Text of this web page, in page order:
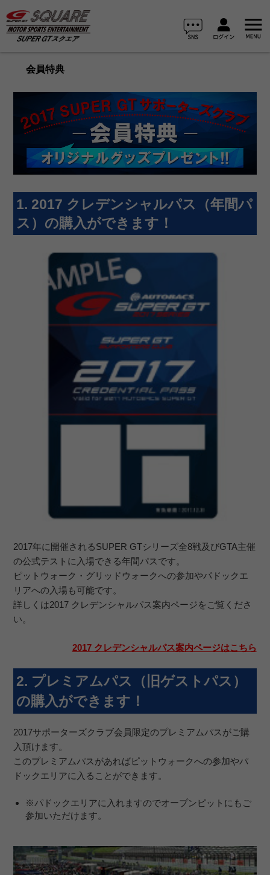
会員特典
1. 2017 クレデンシャルパス（年間パ
ス）の購入ができます！
2017年に開催されるSUPER GTシリーズ全8戦及びGTA主催
の公式テストに入場できる年間パスです。
ピットウォーク・グリッドウォークへの参加やパドックエ
リアへの入場も可能です。
詳しくは2017 クレデンシャルパス案内ページをご覧くださ
い。
2017 クレデンシャルパス案内ページはこちら
2. プレミアムパス（旧ゲストパス）
の購入ができます！
2017サポーターズクラブ会員限定のプレミアムパスがご購
入頂けます。
このプレミアムパスがあればピットウォークへの参加やパ
ドックエリアに入ることができます。
※パドックエリアに入れますのでオープンピットにもご
参加いただけます。